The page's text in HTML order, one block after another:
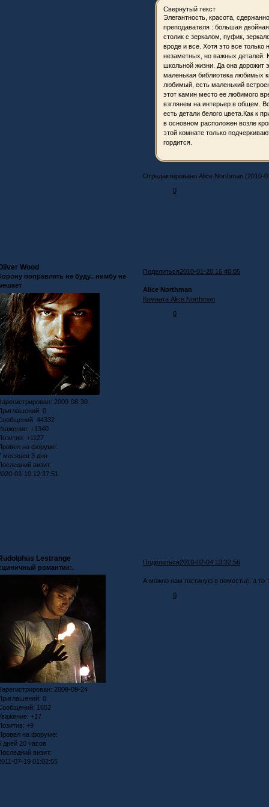
Свернутый текст
Элегантность, красота,
преподавателя : большая
столик с зеркалом, пуфик,
вроде и все. Хотя это все только
незаметных, но важных деталей.
школьной жизни. Да она дорожит
маленькая библиотека любимых
любимый, есть маленький
этот камин место ее любимого
взглянем на интерьер в общем.
есть детали белого цвета.Как к
в основном расположен возле
этой комнате только
гордится.
Отредактировано Alice Northman (2010-
0
Поделиться2010-01-20 16:40:05
Wood
поправлять не буду.. нимбу не
: 2009-08-30
0
44332
+1340
+1127
на форуме:
месяцев 3 дня
визит:
03-19 12:37:51
Alice Northman
Комната Alice Northman
0
Поделиться2010-02-04 13:32:56
Lestrange
романтик:.
: 2009-09-24
0
1652
+17
+9
на форуме:
дней 20 часов
визит:
07-19 01:02:55
А можно нам гостиную в поместье, а то
0